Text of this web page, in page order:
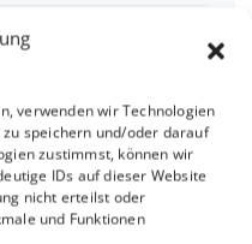
verwenden wir Technologien
speichern und/oder darauf
zustimmst, können wir
IDs auf dieser Website
nicht erteilst oder
und Funktionen
Oberndorf N.
Nord
Metzingen